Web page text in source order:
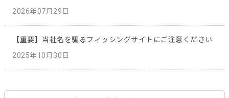
2026年07月29日
【重要】当社名を騙るフィッシングサイトにご注意ください
2025年10月30日